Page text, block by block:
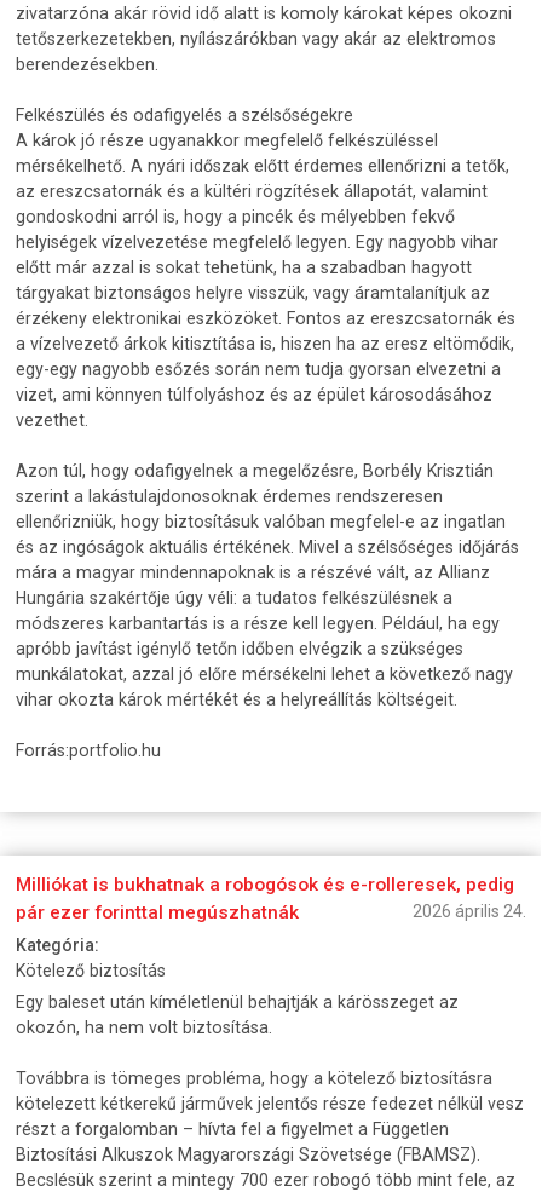
zivatarzóna akár rövid idő alatt is komoly károkat képes okozni
tetőszerkezetekben, nyílászárókban vagy akár az elektromos
berendezésekben.
Felkészülés és odafigyelés a szélsőségekre
A károk jó része ugyanakkor megfelelő felkészüléssel
mérsékelhető. A nyári időszak előtt érdemes ellenőrizni a tetők,
az ereszcsatornák és a kültéri rögzítések állapotát, valamint
gondoskodni arról is, hogy a pincék és mélyebben fekvő
helyiségek vízelvezetése megfelelő legyen. Egy nagyobb vihar
előtt már azzal is sokat tehetünk, ha a szabadban hagyott
tárgyakat biztonságos helyre visszük, vagy áramtalanítjuk az
érzékeny elektronikai eszközöket. Fontos az ereszcsatornák és
a vízelvezető árkok kitisztítása is, hiszen ha az eresz eltömődik,
egy-egy nagyobb esőzés során nem tudja gyorsan elvezetni a
vizet, ami könnyen túlfolyáshoz és az épület károsodásához
vezethet.
Azon túl, hogy odafigyelnek a megelőzésre, Borbély Krisztián
szerint a lakástulajdonosoknak érdemes rendszeresen
ellenőrizniük, hogy biztosításuk valóban megfelel-e az ingatlan
és az ingóságok aktuális értékének. Mivel a szélsőséges időjárás
mára a magyar mindennapoknak is a részévé vált, az Allianz
Hungária szakértője úgy véli: a tudatos felkészülésnek a
módszeres karbantartás is a része kell legyen. Például, ha egy
apróbb javítást igénylő tetőn időben elvégzik a szükséges
munkálatokat, azzal jó előre mérsékelni lehet a következő nagy
vihar okozta károk mértékét és a helyreállítás költségeit.
Forrás:portfolio.hu
Milliókat is bukhatnak a robogósok és e-rolleresek, pedig
pár ezer forinttal megúszhatnák
2026 április 24.
Kategória:
Kötelező biztosítás
Egy baleset után kíméletlenül behajtják a kárösszeget az
okozón, ha nem volt biztosítása.
Továbbra is tömeges probléma, hogy a kötelező biztosításra
kötelezett kétkerekű járművek jelentős része fedezet nélkül vesz
részt a forgalomban – hívta fel a figyelmet a Független
Biztosítási Alkuszok Magyarországi Szövetsége (FBAMSZ).
Becslésük szerint a mintegy 700 ezer robogó több mint fele, az